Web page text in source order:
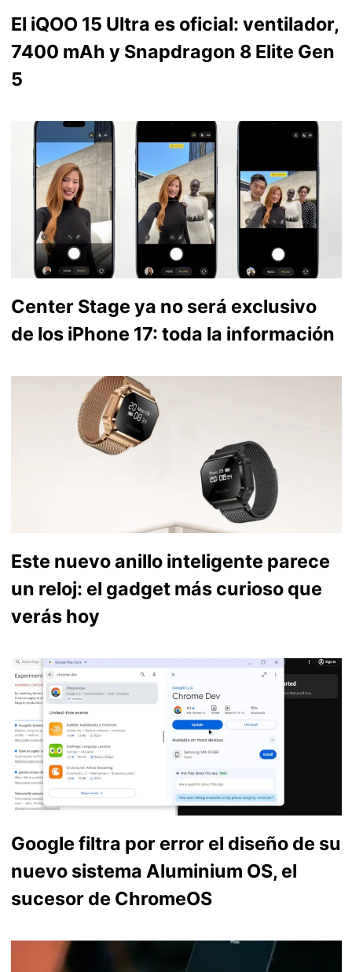
El iQOO 15 Ultra es oficial: ventilador,
7400 mAh y Snapdragon 8 Elite Gen
5
Center Stage ya no será exclusivo
de los iPhone 17: toda la información
Este nuevo anillo inteligente parece
un reloj: el gadget más curioso que
verás hoy
Google filtra por error el diseño de su
nuevo sistema Aluminium OS, el
sucesor de ChromeOS